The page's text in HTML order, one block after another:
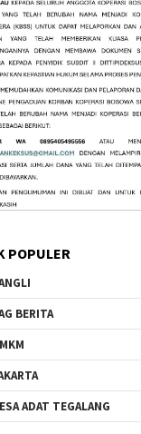
POPULER
BERITA
ADAT TEGALANG